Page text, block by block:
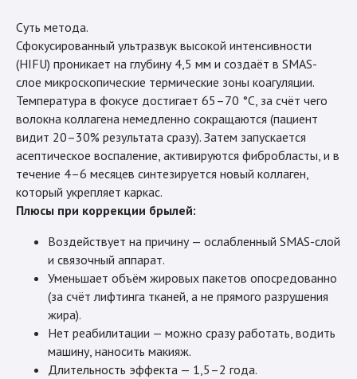
Суть метода.
Сфокусированный ультразвук высокой интенсивности
(HIFU) проникает на глубину 4,5 мм и создаёт в SMAS-
слое микроскопические термические зоны коагуляции.
Температура в фокусе достигает 65–70 °C, за счёт чего
волокна коллагена немедленно сокращаются (пациент
видит 20–30% результата сразу). Затем запускается
асептическое воспаление, активируются фибробласты, и в
течение 4–6 месяцев синтезируется новый коллаген,
который укрепляет каркас.
Плюсы при коррекции брылей:
Воздействует на причину — ослабленный SMAS-слой
и связочный аппарат.
Уменьшает объём жировых пакетов опосредованно
(за счёт лифтинга тканей, а не прямого разрушения
жира).
Нет реабилитации — можно сразу работать, водить
машину, наносить макияж.
Длительность эффекта — 1,5–2 года.